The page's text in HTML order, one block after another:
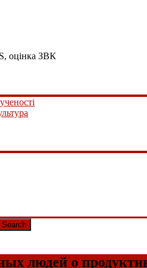
оцінка ЗВК
Search
людей о